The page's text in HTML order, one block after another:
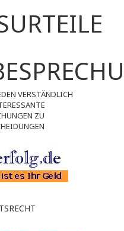
VERSTÄNDLICH
ZU